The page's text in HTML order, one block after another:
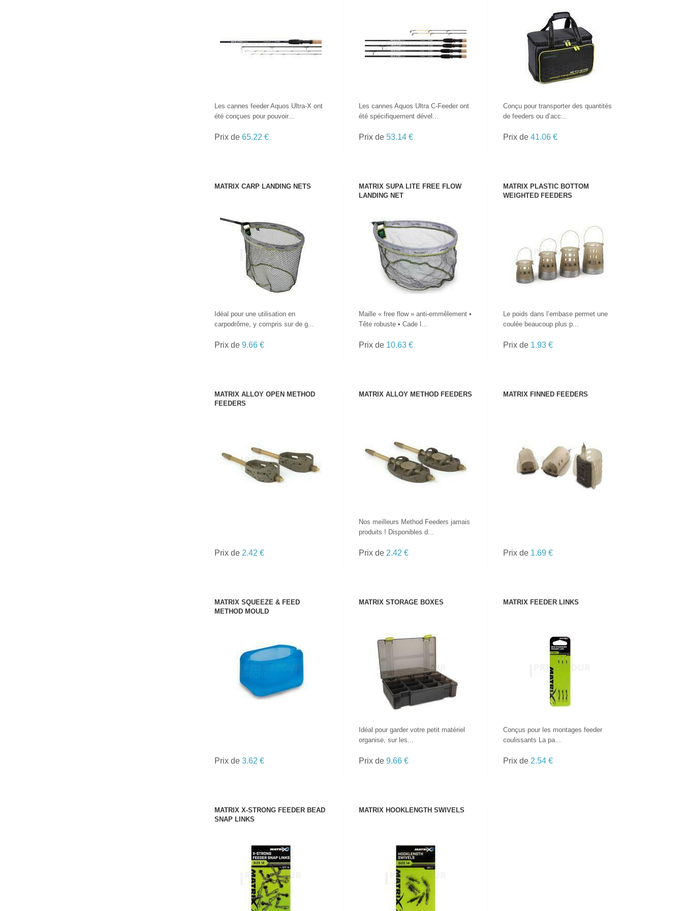
Les cannes feeder Aquos Ultra-X ont
été conçues pour pouvoir...
Prix de 65.22 €
VOIR LE PRODUIT
Les cannes Aquos Ultra C-Feeder ont
été spécifiquement dével...
Prix de 53.14 €
VOIR LE PRODUIT
Conçu pour transporter des quantités
de feeders ou d’acc...
Prix de41.06 €
MATRIX CARP LANDING NETS
VOIR LE PRODUIT
Idéal pour une utilisation en
carpodrôme, y compris sur de g...
Prix de 9.66 €
MATRIX SUPA LITE FREE FLOW
LANDING NET
VOIR LE PRODUIT
Maille « free flow » anti-emmêlement •
Tête robuste • Cade l...
Prix de 10.63 €
MATRIX PLASTIC BOTTOM
WEIGHTED FEEDERS
VOIR LE PRODUIT
Le poids dans l’embase permet une
coulée beaucoup plus p...
Prix de 1.93 €
MATRIX ALLOY OPEN METHOD
FEEDERS
VOIR LE PRODUIT
Prix de 2.42 €
MATRIX ALLOY METHOD FEEDERS
VOIR LE PRODUIT
Nos meilleurs Method Feeders jamais
produits ! Disponibles d...
Prix de 2.42 €
MATRIX FINNED FEEDERS
VOIR LE PRODUIT
Prix de 1.69 €
MATRIX SQUEEZE & FEED
METHOD MOULD
VOIR LE PRODUIT
Prix de 3.62 €
MATRIX STORAGE BOXES
VOIR LE PRODUIT
Idéal pour garder votre petit matériel
organise, sur les...
Prix de 9.66 €
MATRIX FEEDER LINKS
VOIR LE PRODUIT
Conçus pour les montages feeder
coulissants La pa...
Prix de 2.54 €
MATRIX X-STRONG FEEDER BEAD
SNAP LINKS
VOIR LE PRODUIT
MATRIX HOOKLENGTH SWIVELS
VOIR LE PRODUIT